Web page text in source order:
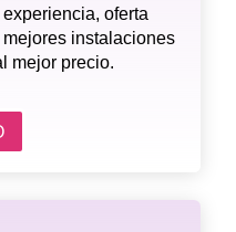
oferta
instalaciones
mejor precio.